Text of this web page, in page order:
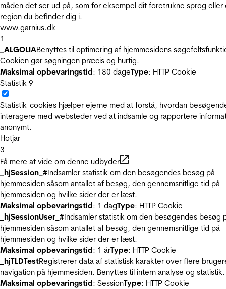
måden det ser ud på, som for eksempel dit foretrukne sprog eller
region du befinder dig i.
www.garnius.dk
1
_ALGOLIABenyttes til optimering af hjemmesidens
Cookien gør søgningen præcis og hurtig.
Maksimal opbevaringstid: 180 dageType: HTTP Cookie
Statistik 9
Statistik-cookies hjælper ejerne med at forstå, hvordan
interagere med websteder ved at indsamle og rapportere
anonymt.
Hotjar
3
Få mere at vide om denne udbyder
_hjSession_#Indsamler statistik om den besøgendes besøg på
hjemmesiden såsom antallet af besøg, den gennemsnitlige tid på
hjemmesiden og hvilke sider der er læst.
Maksimal opbevaringstid: 1 dagType: HTTP Cookie
_hjSessionUser_#Indsamler statistik om den besøgendes besøg
hjemmesiden såsom antallet af besøg, den gennemsnitlige tid på
hjemmesiden og hvilke sider der er læst.
Maksimal opbevaringstid: 1 årType: HTTP Cookie
_hjTLDTestRegistrerer data af statistisk karakter over flere
navigation på hjemmesiden. Benyttes til intern analyse og statistik.
Maksimal opbevaringstid: SessionType: HTTP Cookie